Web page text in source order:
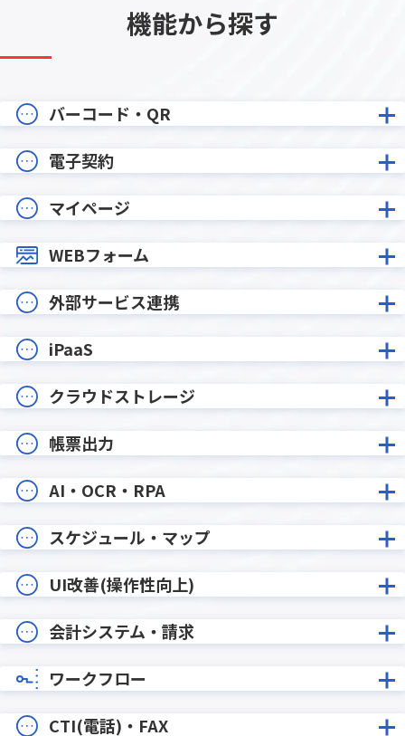
機能から探す
バーコード・QR
電子契約
マイページ
WEBフォーム
外部サービス連携
iPaaS
クラウドストレージ
帳票出力
AI・OCR・RPA
スケジュール・マップ
UI改善(操作性向上)
会計システム・請求
ワークフロー
CTI(電話)・FAX